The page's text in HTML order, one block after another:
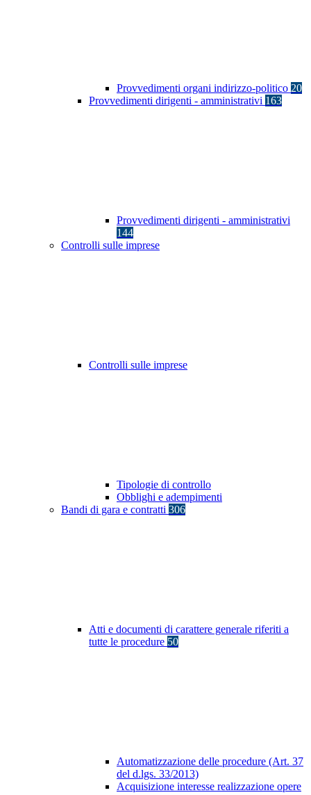
Provvedimenti organi indirizzo-politico 20
Provvedimenti dirigenti - amministrativi 163
Provvedimenti dirigenti - amministrativi
144
Controlli sulle imprese
Controlli sulle imprese
Tipologie di controllo
Obblighi e adempimenti
Bandi di gara e contratti 306
Atti e documenti di carattere generale riferiti a
tutte le procedure 50
Automatizzazione delle procedure (Art. 37
del d.lgs. 33/2013)
Acquisizione interesse realizzazione opere